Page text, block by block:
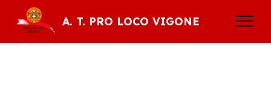
A. T. PRO LOCO VIGONE